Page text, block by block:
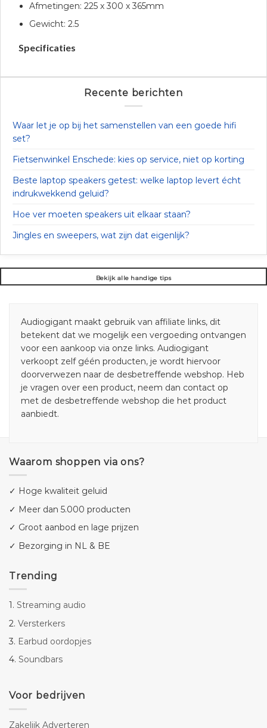
Afmetingen: 225 x 300 x 365mm
Gewicht: 2.5
Specificaties
Recente berichten
Waar let je op bij het samenstellen van een goede hifi
set?
Fietsenwinkel Enschede: kies op service, niet op korting
Beste laptop speakers getest: welke laptop levert écht
indrukwekkend geluid?
Hoe ver moeten speakers uit elkaar staan?
Jingles en sweepers, wat zijn dat eigenlijk?
Bekijk alle handige tips
Audiogigant maakt gebruik van affiliate links, dit
betekent dat we mogelijk een vergoeding ontvangen
voor een aankoop via onze links. Audiogigant
verkoopt zelf géén producten, je wordt hiervoor
doorverwezen naar de desbetreffende webshop. Heb
je vragen over een product, neem dan contact op
met de desbetreffende webshop die het product
aanbiedt.
Waarom shoppen via ons?
✓ Hoge kwaliteit geluid
✓ Meer dan 5.000 producten
✓ Groot aanbod en lage prijzen
✓ Bezorging in NL & BE
Trending
1. Streaming audio
2. Versterkers
3. Earbud oordopjes
4. Soundbars
Voor bedrijven
Zakelijk Adverteren